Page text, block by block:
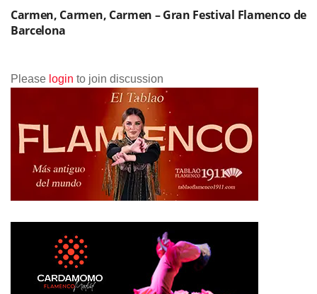
Carmen, Carmen, Carmen – Gran Festival Flamenco de
Barcelona
Please login to join discussion